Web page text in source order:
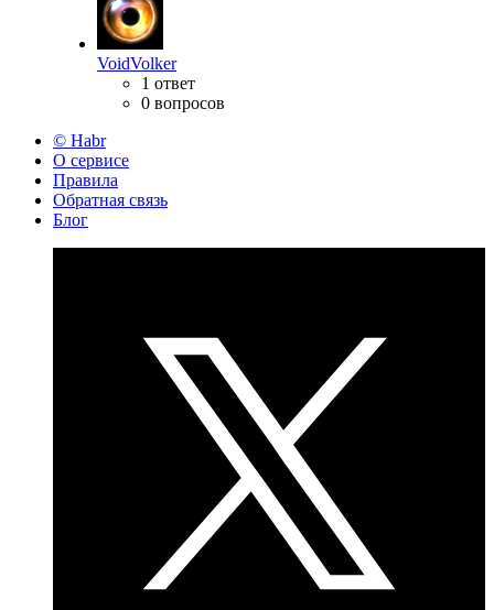
VoidVolker
1 ответ
0 вопросов
© Habr
О сервисе
Правила
Обратная связь
Блог